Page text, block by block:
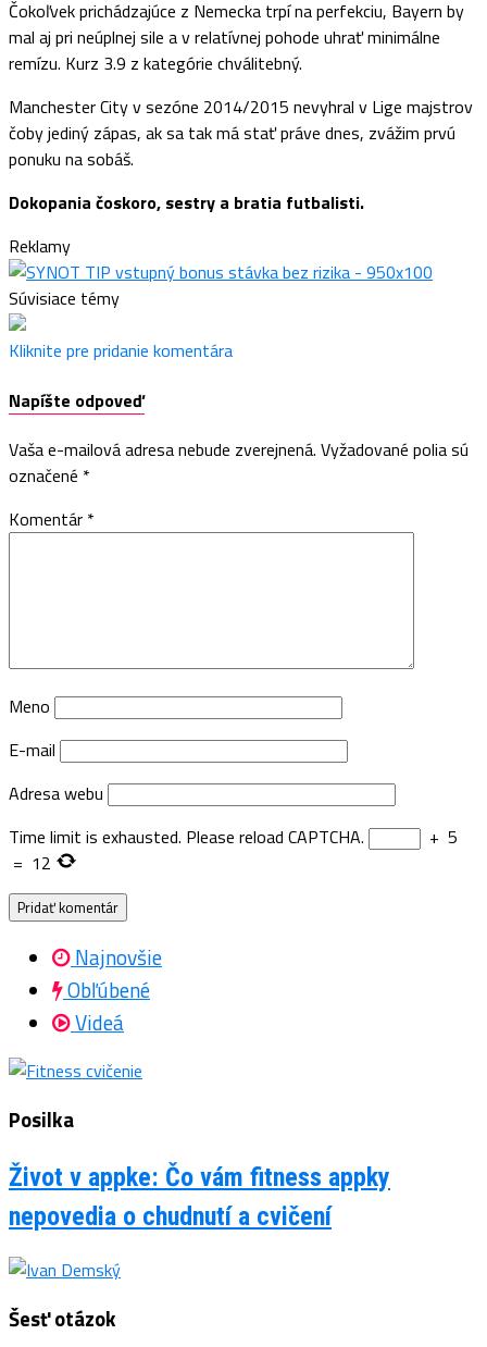
Čokoľvek prichádzajúce z Nemecka trpí na perfekciu, Bayern by
mal aj pri neúplnej sile a v relatívnej pohode uhrať minimálne
remízu. Kurz 3.9 z kategórie chválitebný.
Manchester City v sezóne 2014/2015 nevyhral v Lige majstrov
čoby jediný zápas, ak sa tak má stať práve dnes, zvážim prvú
ponuku na sobáš.
Dokopania čoskoro, sestry a bratia futbalisti.
Reklamy
Súvisiace témy
Kliknite pre pridanie komentára
Napíšte odpoveď
Vaša e-mailová adresa nebude zverejnená. Vyžadované polia sú
označené *
Komentár *
Meno
E-mail
Adresa webu
Time limit is exhausted. Please reload CAPTCHA.
+ 5
= 12
Najnovšie
Obľúbené
Videá
Posilka
Život v appke: Čo vám fitness appky
nepovedia o chudnutí a cvičení
Šesť otázok